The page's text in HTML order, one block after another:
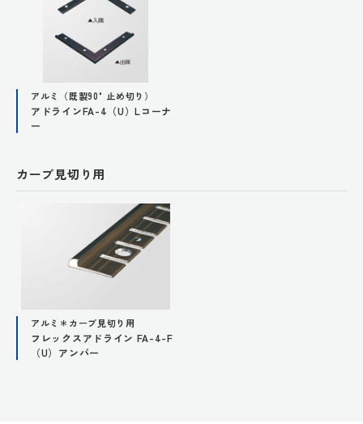
アルミ（既製90°止め切り）
アドラインFA-4（U）Lコーナ
ー
カーブ見切り用
アルミ＊カーブ見切り用
フレックスアドライン FA-4-F
（U）アンバー